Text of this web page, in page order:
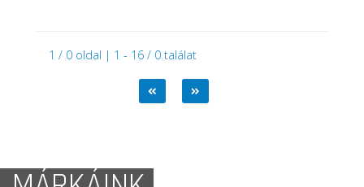
1 / 0 oldal | 1 - 16 / 0 találat